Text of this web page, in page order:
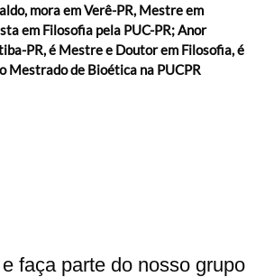
mora em Verê-PR, Mestre em
em Filosofia pela PUC-PR; Anor
PR, é Mestre e Doutor em Filosofia, é
Mestrado de Bioética na PUCPR
faça parte do nosso grupo